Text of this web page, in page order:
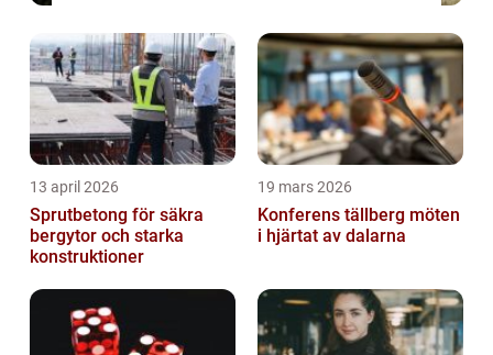
13 april 2026
Sprutbetong för säkra
bergytor och starka
konstruktioner
19 mars 2026
Konferens tällberg möten
i hjärtat av dalarna